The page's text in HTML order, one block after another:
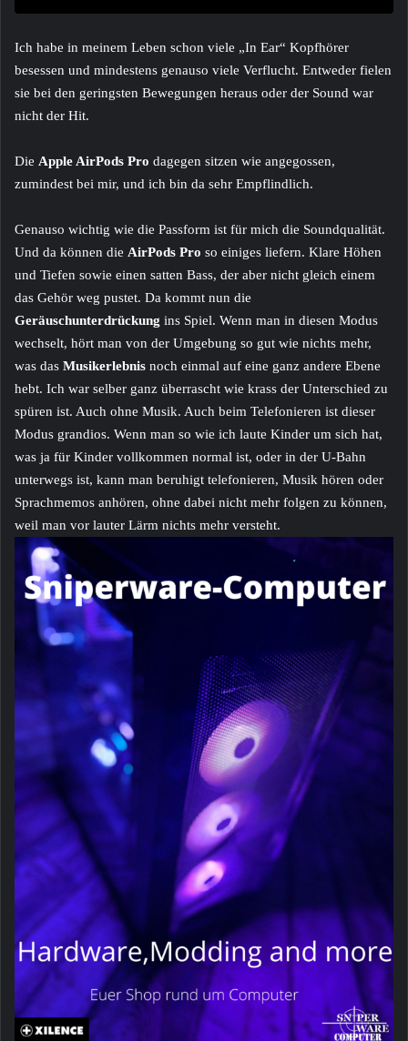
Ich habe in meinem Leben schon viele „In Ear“ Kopfhörer
besessen und mindestens genauso viele Verflucht. Entweder fielen
sie bei den geringsten Bewegungen heraus oder der Sound war
nicht der Hit.
Die Apple AirPods Pro dagegen sitzen wie angegossen,
zumindest bei mir, und ich bin da sehr Empflindlich.
Genauso wichtig wie die Passform ist für mich die Soundqualität.
Und da können die AirPods Pro so einiges liefern. Klare Höhen
und Tiefen sowie einen satten Bass, der aber nicht gleich einem
das Gehör weg pustet. Da kommt nun die
Geräuschunterdrückung ins Spiel. Wenn man in diesen Modus
wechselt, hört man von der Umgebung so gut wie nichts mehr,
was das Musikerlebnis noch einmal auf eine ganz andere Ebene
hebt. Ich war selber ganz überrascht wie krass der Unterschied zu
spüren ist. Auch ohne Musik. Auch beim Telefonieren ist dieser
Modus grandios. Wenn man so wie ich laute Kinder um sich hat,
was ja für Kinder vollkommen normal ist, oder in der U-Bahn
unterwegs ist, kann man beruhigt telefonieren, Musik hören oder
Sprachmemos anhören, ohne dabei nicht mehr folgen zu können,
weil man vor lauter Lärm nichts mehr versteht.